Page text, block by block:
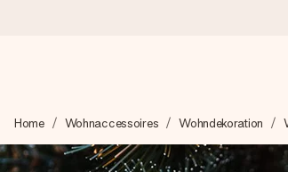
Wir bereiten dein Geschenk sorgfältig vor
zählt.
Home Wohnaccessoires Wohndekoration